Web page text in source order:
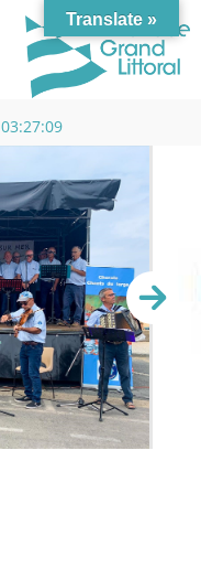
03:27:08
Translate »